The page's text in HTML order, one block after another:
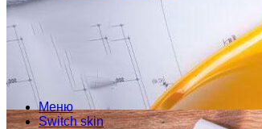
Меню
Switch skin